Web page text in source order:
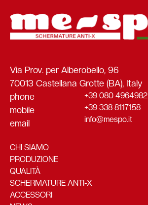
Via Prov. per Alberobello, 96
70013 Castellana Grotte (BA), Italy
phone
mobile
email
+39 080 4964982
+39 338 8117158
info@mespo.it
CHI SIAMO
PRODUZIONE
QUALITÀ
SCHERMATURE ANTI-X
ACCESSORI